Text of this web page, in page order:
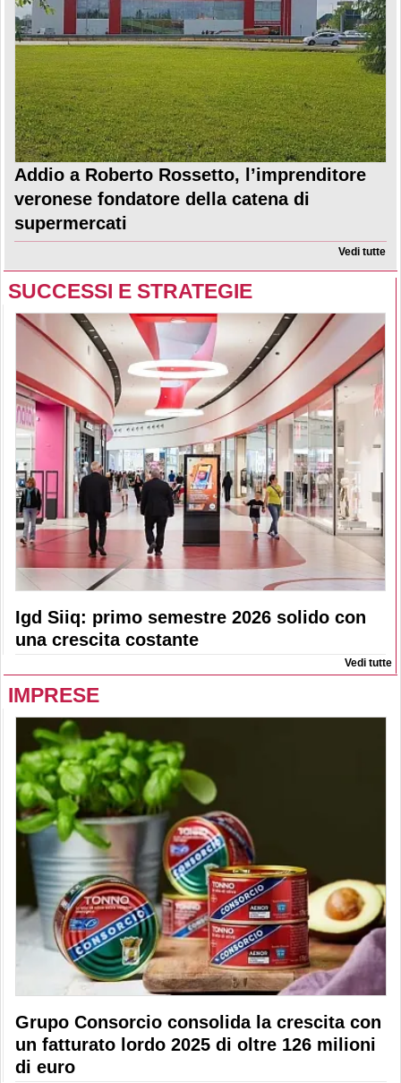
Addio a Roberto Rossetto, l’imprenditore
veronese fondatore della catena di
supermercati
Vedi tutte
SUCCESSI E STRATEGIE
Igd Siiq: primo semestre 2026 solido con
una crescita costante
Vedi tutte
IMPRESE
Grupo Consorcio consolida la crescita con
un fatturato lordo 2025 di oltre 126 milioni
di euro